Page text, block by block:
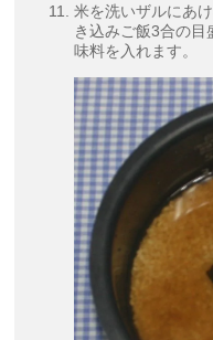
米を洗いザルにあ
き込みご飯3合の目
味料を入れます。